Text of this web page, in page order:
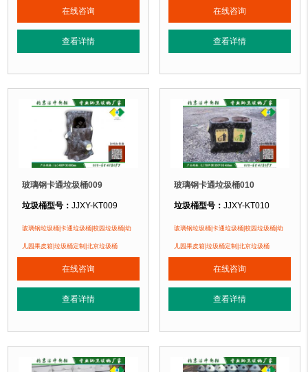
垃圾桶周期：3-7天 厂家直销 按需定制
垃圾桶特点：1、卡通垃圾桶采用优质树脂原料手工糊制成型，耐酸、耐碱、
正在使用该垃圾桶的部分客户：
北京蓝天幼儿园、北京市北海幼儿园、北京公安部幼儿园....
在线咨询
查看详情
垃圾桶周期：3-7天 厂家直销 按需定
垃圾桶特点：1、卡通垃圾桶采用优
正在使用该垃圾桶的部分客户：
北京蓝天幼儿园、北京市北海幼儿
在线咨询
查看详情
玻璃钢卡通垃圾桶009
垃圾桶型号：JJXY-KT009
垃圾桶规格：直径400mm 高800mm
垃圾桶材质：优质玻璃钢纤维+树脂
垃圾桶周期：3-7天 厂家直销 按需定制
垃圾桶特点：1、卡通垃圾桶采用优质树脂原料手工糊制成型，耐酸、耐碱、
正在使用该垃圾桶的部分客户：
北京蓝天幼儿园、北京市北海幼儿园、北京公安部幼儿园....
玻璃钢垃圾桶|卡通垃圾桶|校园垃圾桶|幼
儿园果皮箱|垃圾桶定制|北京垃圾桶
在线咨询
查看详情
玻璃钢卡通垃圾桶010
垃圾桶型号： JJXY-KT010
垃圾桶规格：长700mm 宽350mm
垃圾桶材质：优质玻璃钢纤维+树脂
垃圾桶周期：3-7天 厂家直销 按需定
垃圾桶特点：1、卡通垃圾桶采用优
正在使用该垃圾桶的部分客户：
北京蓝天幼儿园、北京市北海幼儿
玻璃钢垃圾桶|卡通垃圾桶|校园垃圾桶|幼
儿园果皮箱|垃圾桶定制|北京垃圾桶
在线咨询
查看详情